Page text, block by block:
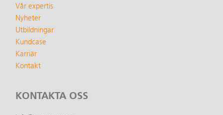
Vår expertis
Nyheter
Utbildningar
Kundcase
Karriär
Kontakt
KONTAKTA OSS